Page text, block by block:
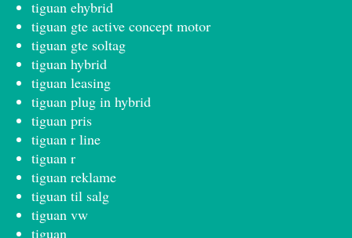
tiguan ehybrid
tiguan gte active concept motor
tiguan gte soltag
tiguan hybrid
tiguan leasing
tiguan plug in hybrid
tiguan pris
tiguan r line
tiguan r
tiguan reklame
tiguan til salg
tiguan vw
tiguan